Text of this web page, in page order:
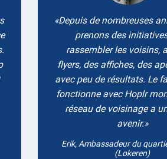
Depuis de nombreuses
prenons des
rassembler les voisins,
flyers, des affiches, des
avec peu de résultats. Le
fonctionne avec Hoplr
réseau de voisinage a
avenir.
Erik, Ambassadeur du
(Lokeren)